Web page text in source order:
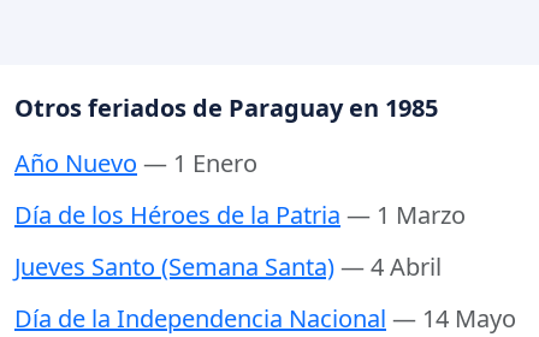
Otros feriados de Paraguay en 1985
Año Nuevo — 1 Enero
Día de los Héroes de la Patria — 1 Marzo
Jueves Santo (Semana Santa)— 4 Abril
Día de la Independencia Nacional — 14 Mayo